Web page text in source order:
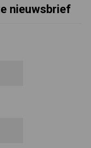
nieuwsbrief